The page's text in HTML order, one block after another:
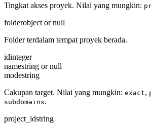
Tingkat akses proyek. Nilai yang mungkin:
folderobject or null
Folder terdalam tempat proyek berada.
idinteger
namestring or null
modestring
Cakupan target. Nilai yang mungkin: exact,
subdomains.
project_idstring